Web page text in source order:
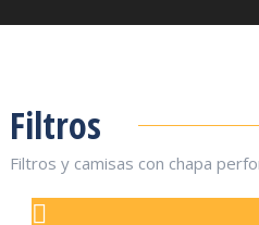
Filtros
Filtros y camisas con chapa